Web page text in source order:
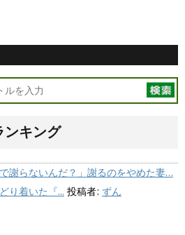
ンキング
で謝らないんだ？」謝るのをやめた妻…
り着いた『... 投稿者: ずん